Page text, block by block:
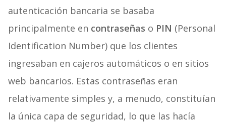
autenticación bancaria se basaba
principalmente en contraseñas o PIN (Personal
Identification Number) que los clientes
ingresaban en cajeros automáticos o en sitios
web bancarios. Estas contraseñas eran
relativamente simples y, a menudo, constituían
la única capa de seguridad, lo que las hacía